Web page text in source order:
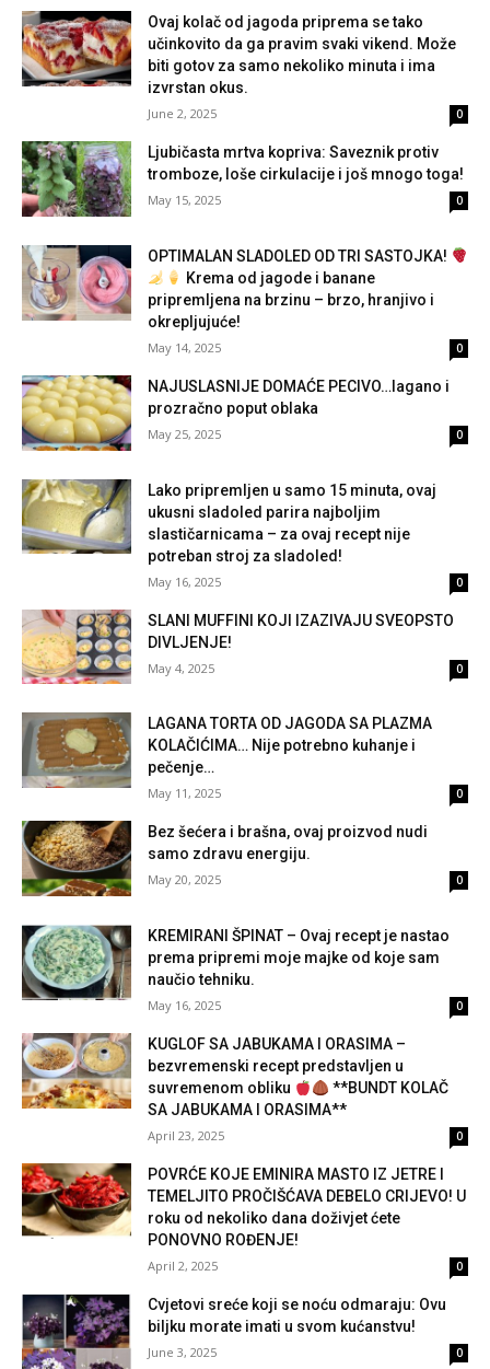
Ovaj kolač od jagoda priprema se tako
učinkovito da ga pravim svaki vikend. Može
biti gotov za samo nekoliko minuta i ima
izvrstan okus.
June 2, 2025 0
Ljubičasta mrtva kopriva: Saveznik protiv
tromboze, loše cirkulacije i još mnogo toga!
May 15, 2025 0
OPTIMALAN SLADOLED OD TRI SASTOJKA!
Krema od jagode i banane
pripremljena na brzinu – brzo, hranjivo i
okrepljujuće!
May 14, 2025 0
NAJUSLASNIJE DOMAĆE PECIVO…lagano i
prozračno poput oblaka
May 25, 2025 0
Lako pripremljen u samo 15 minuta, ovaj
ukusni sladoled parira najboljim
slastičarnicama – za ovaj recept nije
potreban stroj za sladoled!
May 16, 2025 0
SLANI MUFFINI KOJI IZAZIVAJU SVEOPSTO
DIVLJENJE!
May 4, 2025 0
LAGANA TORTA OD JAGODA SA PLAZMA
KOLAČIĆIMA… Nije potrebno kuhanje i
pečenje…
May 11, 2025 0
Bez šećera i brašna, ovaj proizvod nudi
samo zdravu energiju.
May 20, 2025 0
KREMIRANI ŠPINAT – Ovaj recept je nastao
prema pripremi moje majke od koje sam
naučio tehniku.
May 16, 2025 0
KUGLOF SA JABUKAMA I ORASIMA –
bezvremenski recept predstavljen u
suvremenom obliku
**BUNDT KOLAČ
SA JABUKAMA I ORASIMA**
April 23, 2025 0
POVRĆE KOJE EMINIRA MASTO IZ JETRE I
TEMELJITO PROČIŠĆAVA DEBELO CRIJEVO! U
roku od nekoliko dana doživjet ćete
PONOVNO ROĐENJE!
April 2, 2025 0
Cvjetovi sreće koji se noću odmaraju: Ovu
biljku morate imati u svom kućanstvu!
June 3, 2025 0